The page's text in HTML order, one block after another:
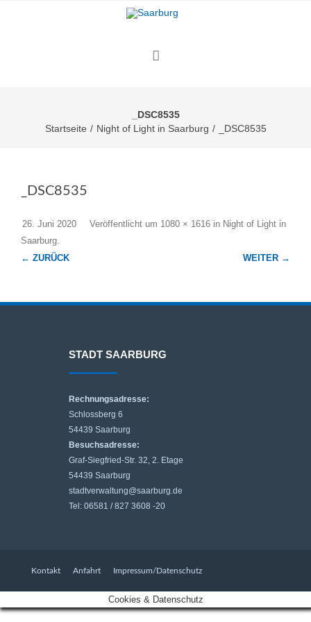
_DSC8535
Startseite / Night of Light in Saarburg / _DSC8535
_DSC8535
Veröffentlicht
26. Juni 2020 um 1080 × 1616 in Night of Light in
Saarburg.
← ZURÜCK
WEITER →
STADT SAARBURG
Rechnungsadresse:
Schlossberg 6
54439 Saarburg
Besuchsadresse:
Graf-Siegfried-Str. 32, 2. Etage
54439 Saarburg
stadtverwaltung@saarburg.de
Tel: 06581 / 827 3608 -20
Kontakt Anfahrt Impressum/Datenschutz
Cookies & Datenschutz